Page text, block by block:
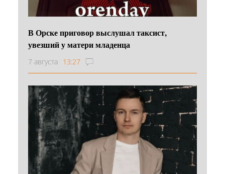
В Орске приговор выслушал таксист,
увезший у матери младенца
7 августа 13:27